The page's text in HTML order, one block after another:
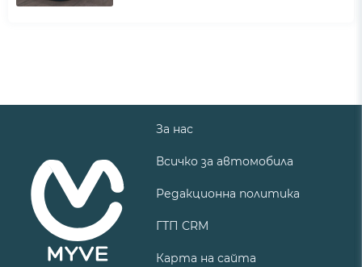
За нас
Всичко за автомобила
Редакционна политика
ГТП CRM
Карта на сайта